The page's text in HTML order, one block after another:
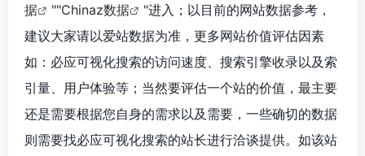
据
""Chinaz数据
"进入；以目前的网站数据参考，
建议大家请以爱站数据为准，更多网站价值评估因素
如：必应可视化搜索的访问速度、搜索引擎收录以及索
引量、用户体验等；当然要评估一个站的价值，最主要
还是需要根据您自身的需求以及需要，一些确切的数据
则需要找必应可视化搜索的站长进行洽谈提供。如该站